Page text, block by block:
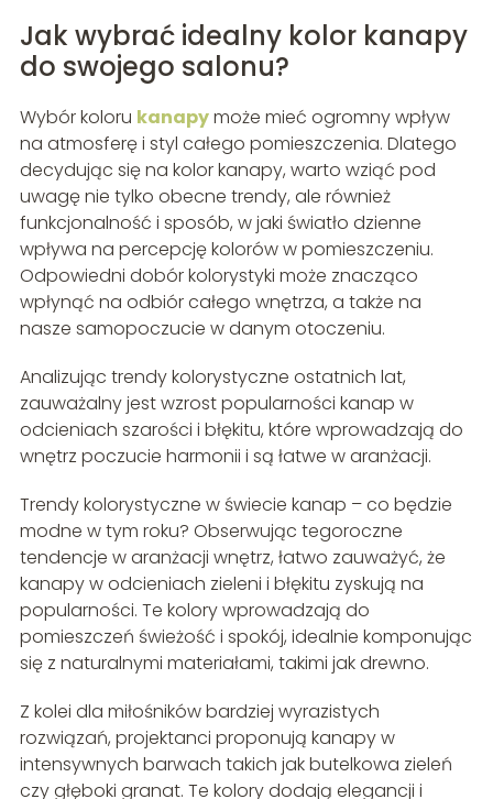
Jak wybrać idealny kolor kanapy
do swojego salonu?
Wybór koloru kanapymoże mieć ogromny wpływ
na atmosferę i styl całego pomieszczenia. Dlatego
decydując się na kolor kanapy, warto wziąć pod
uwagę nie tylko obecne trendy, ale również
funkcjonalność i sposób, w jaki światło dzienne
wpływa na percepcję kolorów w pomieszczeniu.
Odpowiedni dobór kolorystyki może znacząco
wpłynąć na odbiór całego wnętrza, a także na
nasze samopoczucie w danym otoczeniu.
Analizując trendy kolorystyczne ostatnich lat,
zauważalny jest wzrost popularności kanap w
odcieniach szarości i błękitu, które wprowadzają do
wnętrz poczucie harmonii i są łatwe w aranżacji.
Trendy kolorystyczne w świecie kanap – co będzie
modne w tym roku? Obserwując tegoroczne
tendencje w aranżacji wnętrz, łatwo zauważyć, że
kanapy w odcieniach zieleni i błękitu zyskują na
popularności. Te kolory wprowadzają do
pomieszczeń świeżość i spokój, idealnie komponując
się z naturalnymi materiałami, takimi jak drewno.
Z kolei dla miłośników bardziej wyrazistych
rozwiązań, projektanci proponują kanapy w
intensywnych barwach takich jak butelkowa zieleń
czy głęboki granat. Te kolory dodają elegancji i